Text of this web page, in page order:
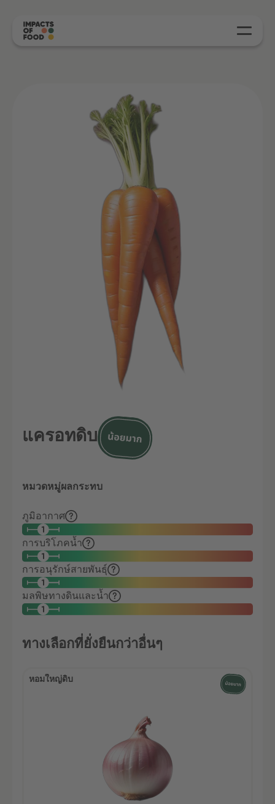
แครอทดิบ
หมวดหมู่ผลกระทบ
ภูมิอากาศ
การบริโภคน้ำ
การอนุรักษ์สายพันธุ์
มลพิษทางดินและน้ำ
ทางเลือกที่ยั่งยืนกว่าอื่นๆ
หอมใหญ่ดิบ